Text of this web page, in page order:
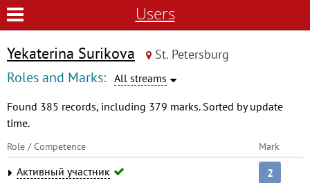
Users
Yekaterina Surikova St. Petersburg
Roles and Marks: All streams
Found 385 records, including 379 marks. Sorted by update
time.
Role / Competence Mark
Активный участник 2